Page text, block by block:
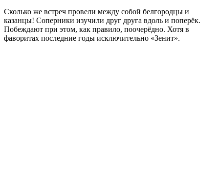
Сколько же встреч провели между собой белгородцы и
казанцы! Соперники изучили друг друга вдоль и поперёк.
Побеждают при этом, как правило, поочерёдно. Хотя в
фаворитах последние годы исключительно «Зенит».